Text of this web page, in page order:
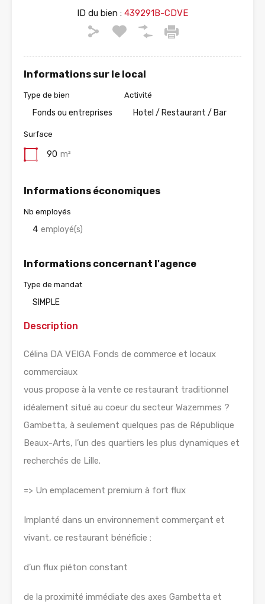
ID du bien : 439291B-CDVE
Informations sur le local
Type de bien
Fonds ou entreprises
Activité
Hotel / Restaurant / Bar
Surface
90 m²
Informations économiques
Nb employés
4 employé(s)
Informations concernant l'agence
Type de mandat
SIMPLE
Description
Célina DA VEIGA Fonds de commerce et locaux
commerciaux
vous propose à la vente ce restaurant traditionnel
idéalement situé au coeur du secteur Wazemmes ?
Gambetta, à seulement quelques pas de République
Beaux-Arts, l’un des quartiers les plus dynamiques et
recherchés de Lille.
=> Un emplacement premium à fort flux
Implanté dans un environnement commerçant et
vivant, ce restaurant bénéficie :
d’un flux piéton constant
de la proximité immédiate des axes Gambetta et